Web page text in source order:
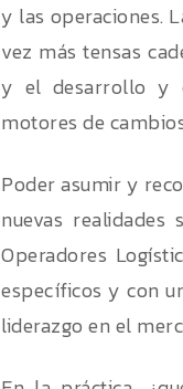
y las operaciones.
vez más tensas
y el desarrollo y
motores de
Poder asumir y
nuevas
Operadores
específicos y con
liderazgo en el